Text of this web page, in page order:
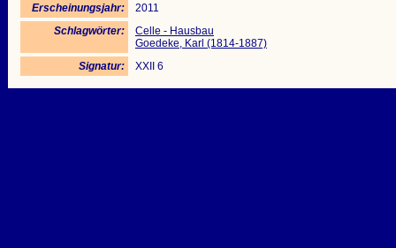
Erscheinungsjahr:
2011
Schlagwörter:
Celle - Hausbau
Goedeke, Karl (1814-1887)
Signatur:
XXII 6